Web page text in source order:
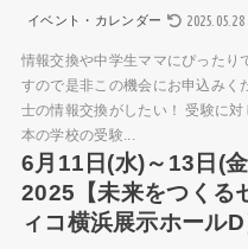
イベント・カレンダー 2025.05.28
情報交換や中学生ママにぴったり
すので是非この機会にお申込みく
士の情報交換がしたい！ 受験に
本の学校の受験...
6月11日(水)～13日(
2025【未来をつくる
ィコ横浜展示ホールD